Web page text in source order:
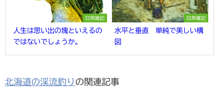
日常雑記
人生は思い出の塊といえるの
ではないでしょうか。
日常雑記
水平と垂直 単純で美しい構
図
北海道の渓流釣り の関連記事